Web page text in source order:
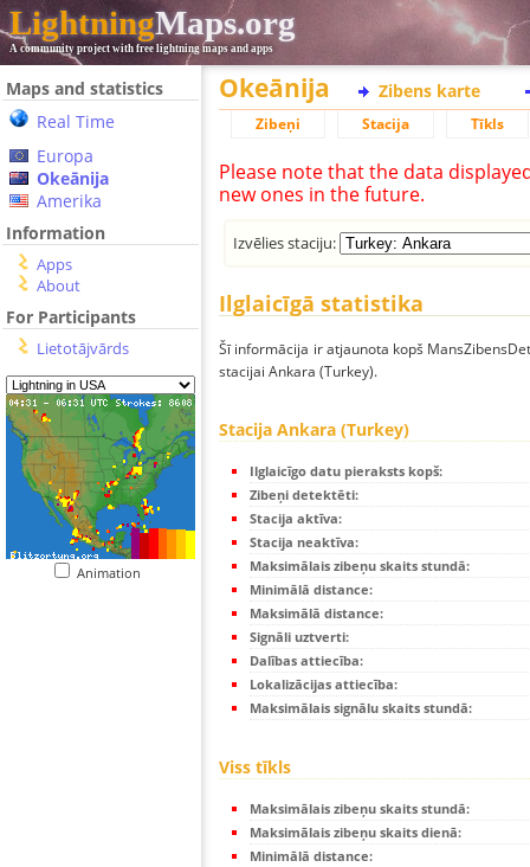
LightningMaps.org
A community project with free lightning maps and apps
Maps and statistics
Real Time
Europa
Okeānija
Amerika
Information
Apps
About
For Participants
Lietotājvārds
Animation
Okeānija Zibens karte
Zibeņi Stacija Tīkls
Please note that the data
new ones in the future.
Izvēlies staciju:
Ilglaicīgā statistika
Šī informācija ir atjaunota kopš
stacijai Ankara (Turkey).
Stacija Ankara (Turkey)
Ilglaicīgo datu pieraksts kopš:
Zibeņi detektēti:
Stacija aktīva:
Stacija neaktīva:
Maksimālais zibeņu skaits stundā:
Minimālā distance:
Maksimālā distance:
Signāli uztverti:
Dalības attiecība:
Lokalizācijas attiecība:
Maksimālais signālu skaits stundā:
Viss tīkls
Maksimālais zibeņu skaits stundā:
Maksimālais zibeņu skaits dienā:
Minimālā distance: